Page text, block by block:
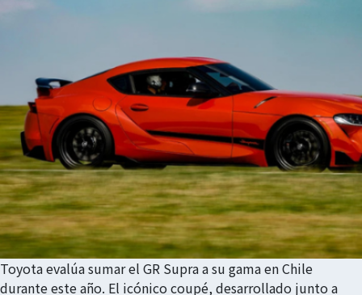
Toyota evalúa sumar el GR Supra a su gama en Chile
durante este año. El icónico coupé, desarrollado junto a